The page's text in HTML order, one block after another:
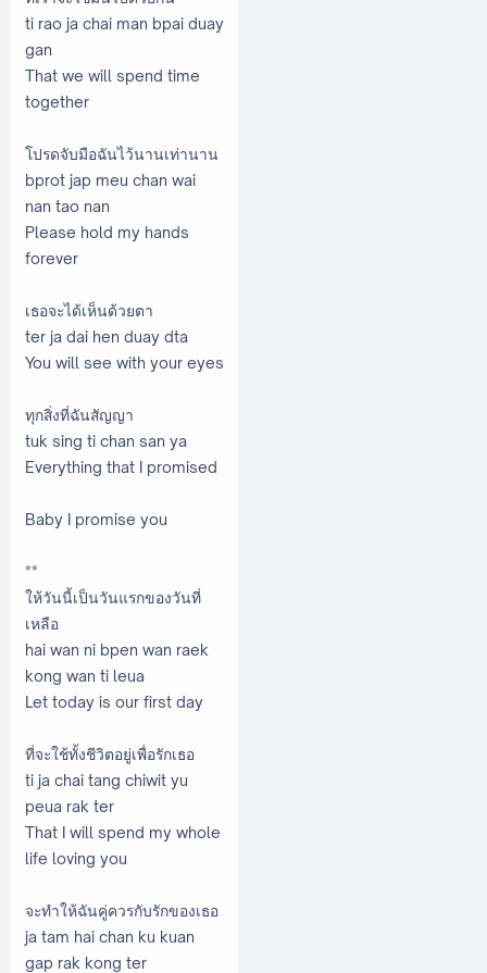
ti rao ja chai man bpai duay
gan
That we will spend time
together
โปรดจับมือฉันไว้นานเท่านาน
bprot jap meu chan wai
nan tao nan
Please hold my hands
forever
เธอจะได้เห็นด้วยตา
ter ja dai hen duay dta
You will see with your eyes
ทุกสิ่งที่ฉันสัญญา
tuk sing ti chan san ya
Everything that I promised
Baby I promise you
**
ให้วันนี้เป็นวันแรกของวันที่
เหลือ
hai wan ni bpen wan raek
kong wan ti leua
Let today is our first day
ที่จะใช้ทั้งชีวิตอยู่เพื่อรักเธอ
ti ja chai tang chiwit yu
peua rak ter
That I will spend my whole
life loving you
จะทำให้ฉันคู่ควรกับรักของเธอ
ja tam hai chan ku kuan
gap rak kong ter